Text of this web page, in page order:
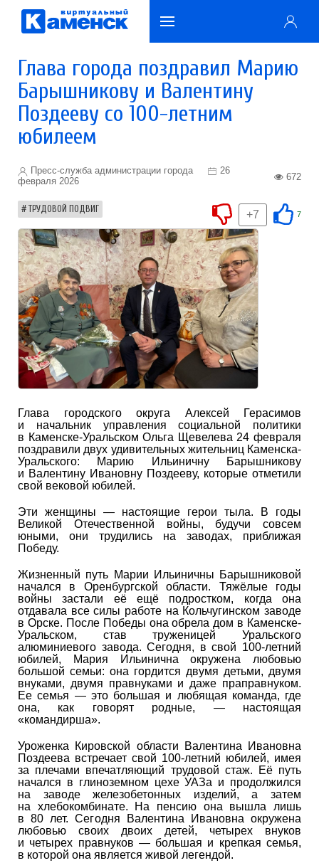
Глава города поздравил Марию
Барышникову и Валентину
Поздееву со 100-летним
юбилеем
Пресс-служба администрации города
26
февраля 2026
672
ТРУДОВОЙ ПОДВИГ 7
+7
Глава городского округа Алексей Герасимов
и начальник управления социальной политики
в Каменске-Уральском Ольга Щевелева 24 февраля
поздравили двух удивительных жительниц Каменска-
Уральского: Марию Ильиничну Барышникову
и Валентину Ивановну Поздееву, которые отметили
свой вековой юбилей.
Эти женщины — настоящие герои тыла. В годы
Великой Отечественной войны, будучи совсем
юными, они трудились на заводах, приближая
Победу.
Жизненный путь Марии Ильиничны Барышниковой
начался в Оренбургской области. Тяжёлые годы
войны застали её ещё подростком, когда она
отдавала все силы работе на Кольчугинском заводе
в Орске. После Победы она обрела дом в Каменске-
Уральском, став труженицей Уральского
алюминиевого завода. Сегодня, в свой 100-летний
юбилей, Мария Ильинична окружена любовью
большой семьи: она гордится двумя детьми, двумя
внуками, двумя правнуками и даже праправнуком.
Ее семья — это большая и любящая команда, где
она, как говорят родные, — настоящая
«командирша».
Уроженка Кировской области Валентина Ивановна
Поздеева встречает свой 100-летний юбилей, имея
за плечами впечатляющий трудовой стаж. Её путь
начался в глиноземном цехе УАЗа и продолжился
на заводе железобетонных изделий, а затем
на хлебокомбинате. На пенсию она вышла лишь
в 80 лет. Сегодня Валентина Ивановна окружена
любовью своих двоих детей, четырех внуков
и четырех правнуков — большая и крепкая семья,
в которой она является живой легендой.